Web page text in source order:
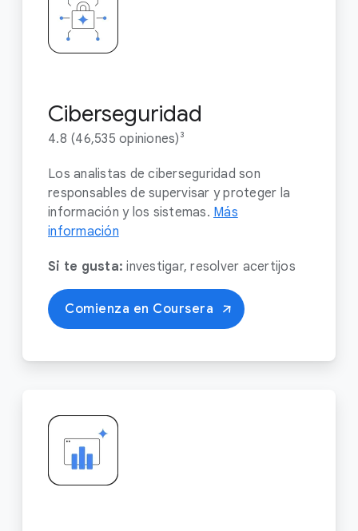
Ciberseguridad
4.8 (46,535 opiniones)³
Los analistas de ciberseguridad son
responsables de supervisar y proteger la
información y los sistemas. Más
información
Si te gusta: investigar, resolver acertijos
Comienza en Coursera